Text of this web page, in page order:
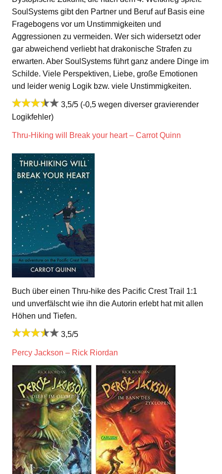
SoulSystems gibt den Partner und Beruf auf Basis eine
Fragebogens vor um Unstimmigkeiten und
Aggressionen zu vermeiden. Wer sich widersetzt oder
gar abweichend verliebt hat drakonische Strafen zu
erwarten. Aber SoulSystems führt ganz andere Dinge im
Schilde. Viele Perspektiven, Liebe, große Emotionen
und leider wenig Logik bzw. viele Unstimmigkeiten.
3,5/5 (-0,5 wegen diverser gravierender
Logikfehler)
Thru-Hiking will Break your heart – Carrot Quinn
Buch über einen Thru-hike des Pacific Crest Trail 1:1
und unverfälscht wie ihn die Autorin erlebt hat mit allen
Höhen und Tiefen.
3,5/5
Percy Jackson – Rick Riordan